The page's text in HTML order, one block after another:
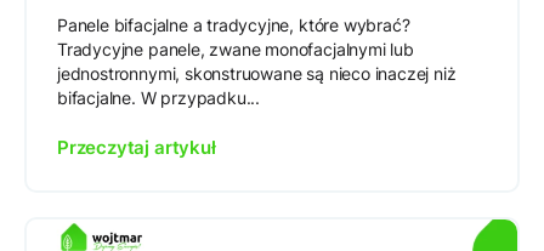
Panele bifacjalne a tradycyjne, które wybrać?
Tradycyjne panele, zwane monofacjalnymi lub
jednostronnymi, skonstruowane są nieco inaczej niż
bifacjalne. W przypadku...
Przeczytaj artykuł